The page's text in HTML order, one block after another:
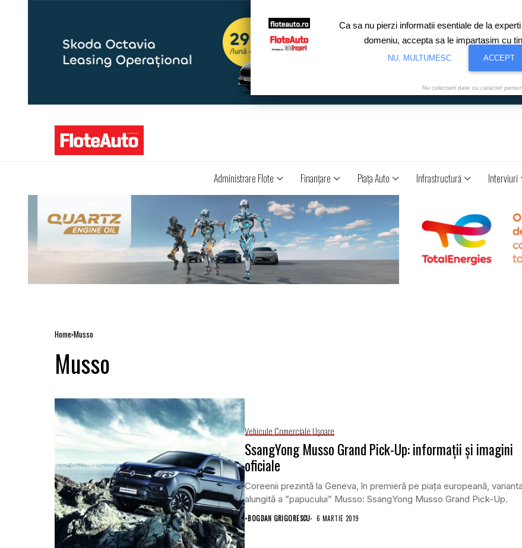
Administrare Flote Finanţare Piaţa Auto Infrastructură Interviuri
Home Musso
Musso
Vehicule Comerciale Uşoare
SsangYong Musso Grand Pick-Up: informații și imagini
oficiale
Coreenii prezintă la Geneva, în premieră pe piața europeană, varianta
alungită a ”papucului” Musso: SsangYong Musso Grand Pick-Up.
•BOGDAN GRIGORESCU 6 MARTIE 2019
Ca sa nu pierzi informatii esentiale de la
domeniu, accepta sa le impartasim cu
NU, MULTUMESC ACCEPT
Nu colectam date cu caracter